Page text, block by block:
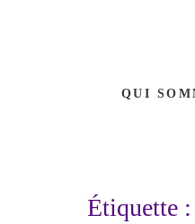
QUI
Étiquette :